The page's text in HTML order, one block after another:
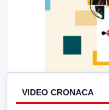
VIDEO CRONACA